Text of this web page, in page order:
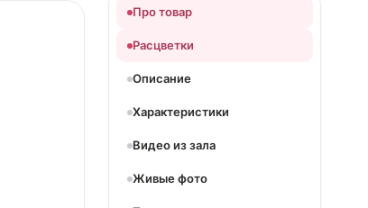
Про товар
Расцветки
Описание
Характеристики
Видео из зала
Живые фото